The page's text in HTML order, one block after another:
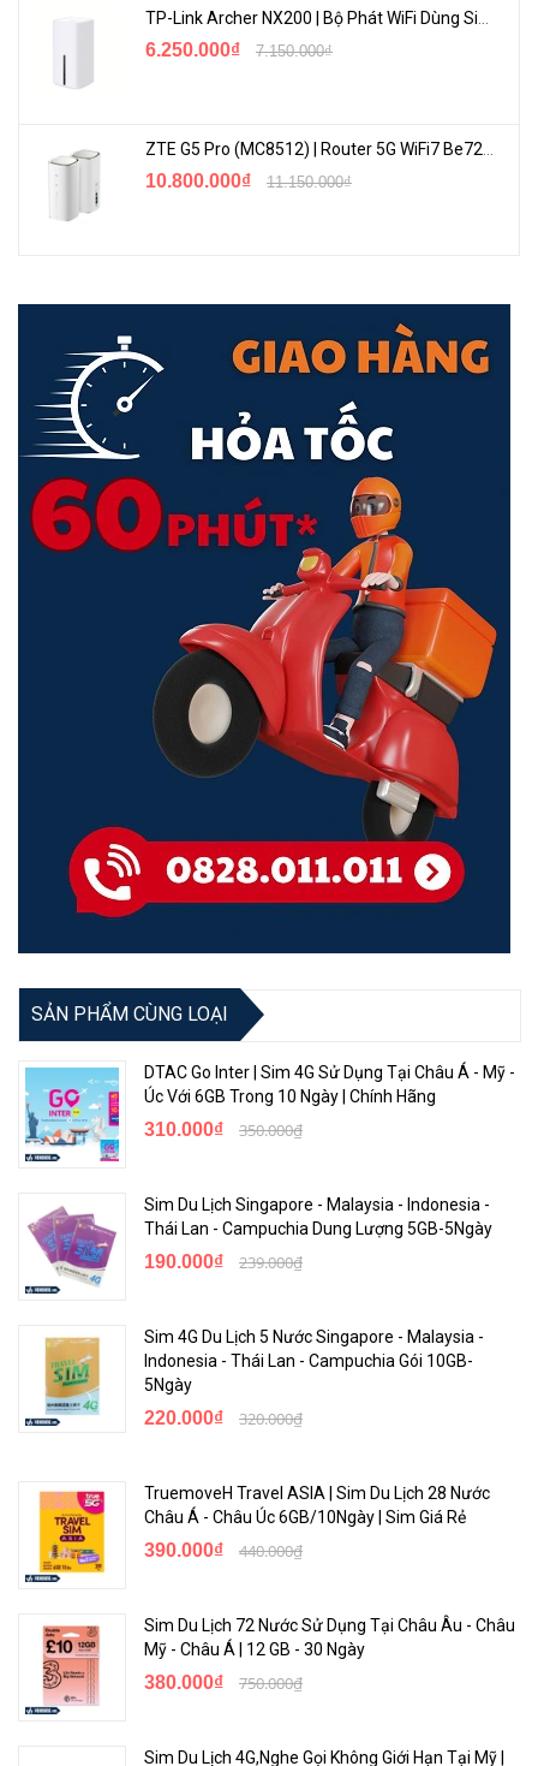
6.250.000₫ 7.150.000₫
10.800.000₫ 11.150.000₫
SẢN PHẨM CÙNG LOẠI
DTAC Go Inter | Sim 4G Sử Dụng Tại Châu Á - Mỹ -
Úc Với 6GB Trong 10 Ngày | Chính Hãng
310.000₫ 350.000₫
Sim Du Lịch Singapore - Malaysia - Indonesia -
Thái Lan - Campuchia Dung Lượng 5GB-5Ngày
190.000₫ 239.000₫
Sim 4G Du Lịch 5 Nước Singapore - Malaysia -
Indonesia - Thái Lan - Campuchia Gói 10GB-
5Ngày
220.000₫ 320.000₫
TruemoveH Travel ASIA | Sim Du Lịch 28 Nước
Châu Á - Châu Úc 6GB/10Ngày | Sim Giá Rẻ
390.000₫ 440.000₫
Sim Du Lịch 72 Nước Sử Dụng Tại Châu Âu - Châu
Mỹ - Châu Á | 12 GB - 30 Ngày
380.000₫ 750.000₫
Sim Du Lịch 4G,Nghe Gọi Không Giới Hạn Tại Mỹ |